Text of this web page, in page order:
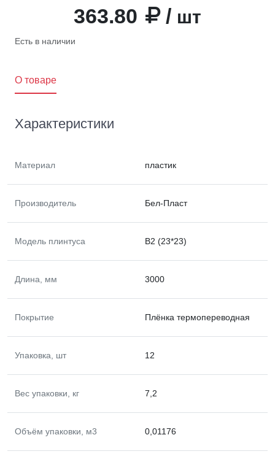
363.80 / шт
Есть в наличии
O товаре
Характеристики
Материал пластик
Производитель Бел-Пласт
Модель плинтуса В2 (23*23)
Длина, мм 3000
Покрытие Плёнка термопереводная
Упаковка, шт 12
Вес упаковки, кг 7,2
Объём упаковки, м3 0,01176